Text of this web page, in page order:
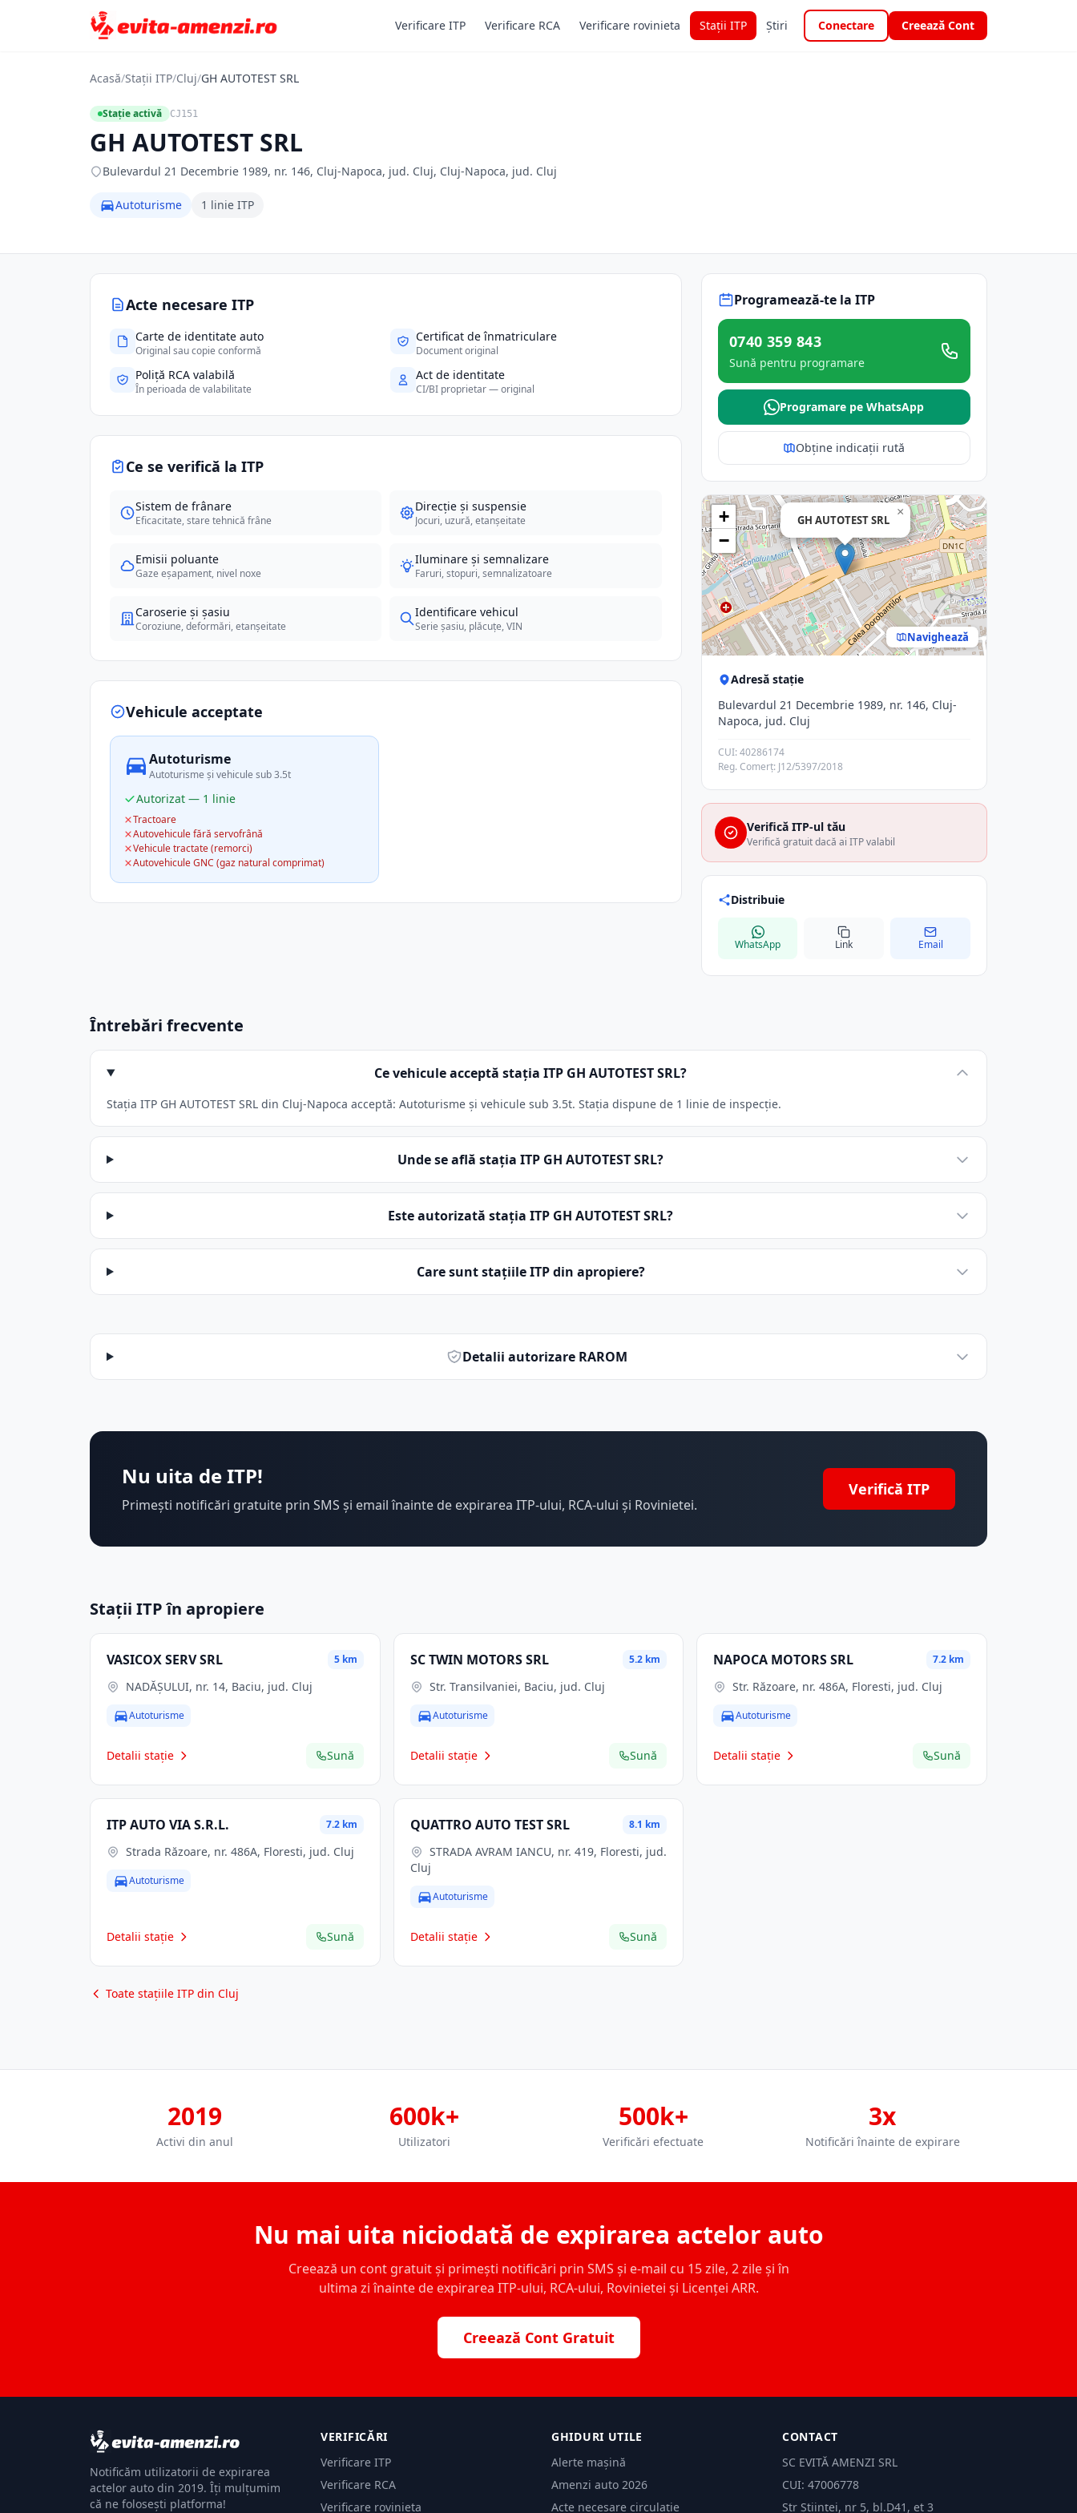
Verificare ITP Verificare RCA Verificare rovinieta Stații ITP Știri Conectare Creează Cont
Acasă/Stații ITP/Cluj/GH AUTOTEST SRL
Stație activă CJ151
GH AUTOTEST SRL
Bulevardul 21 Decembrie 1989, nr. 146, Cluj-Napoca, jud. Cluj, Cluj-Napoca, jud. Cluj
Autoturisme 1 linie ITP
Acte necesare ITP
Carte de identitate auto
Original sau copie conformă
Certificat de înmatriculare
Document original
Poliță RCA valabilă
În perioada de valabilitate
Act de identitate
CI/BI proprietar — original
Ce se verifică la ITP
Sistem de frânare
Eficacitate, stare tehnică frâne
Direcție și suspensie
Jocuri, uzură, etanșeitate
Emisii poluante
Gaze eșapament, nivel noxe
Iluminare și semnalizare
Faruri, stopuri, semnalizatoare
Caroserie și șasiu
Coroziune, deformări, etanșeitate
Identificare vehicul
Serie șasiu, plăcuțe, VIN
Vehicule acceptate
Autoturisme
Autoturisme și vehicule sub 3.5t
Autorizat — 1 linie
Tractoare
Autovehicule fără servofrână
Vehicule tractate (remorci)
Autovehicule GNC (gaz natural comprimat)
Programează-te la ITP
0740 359 843
Sună pentru programare
Programare pe WhatsApp
Obține indicații rută
GH AUTOTEST SRL
×
+
−
Navighează
Adresă stație
Bulevardul 21 Decembrie 1989, nr. 146, Cluj-
Napoca, jud. Cluj
CUI: 40286174
Reg. Comerț: J12/5397/2018
Verifică ITP-ul tău
Verifică gratuit dacă ai ITP valabil
Distribuie
WhatsApp Link Email
Întrebări frecvente
Ce vehicule acceptă stația ITP GH AUTOTEST SRL?
Stația ITP GH AUTOTEST SRL din Cluj-Napoca acceptă: Autoturisme și vehicule sub 3.5t. Stația dispune de 1 linie de inspecție.
Unde se află stația ITP GH AUTOTEST SRL?
Este autorizată stația ITP GH AUTOTEST SRL?
Care sunt stațiile ITP din apropiere?
Detalii autorizare RAROM
Nu uita de ITP!
Primești notificări gratuite prin SMS și email înainte de expirarea ITP-ului, RCA-ului și Rovinietei.
Verifică ITP
Stații ITP în apropiere
VASICOX SERV SRL 5 km
NADĂȘULUI, nr. 14, Baciu, jud. Cluj
Autoturisme
Detalii stație Sună
SC TWIN MOTORS SRL 5.2 km
Str. Transilvaniei, Baciu, jud. Cluj
Autoturisme
Detalii stație Sună
NAPOCA MOTORS SRL 7.2 km
Str. Răzoare, nr. 486A, Floresti, jud. Cluj
Autoturisme
Detalii stație Sună
ITP AUTO VIA S.R.L. 7.2 km
Strada Răzoare, nr. 486A, Floresti, jud. Cluj
Autoturisme
Detalii stație Sună
QUATTRO AUTO TEST SRL 8.1 km
Cluj
Autoturisme
Detalii stație Sună
Toate stațiile ITP din Cluj
2019
Activi din anul
600k+
Utilizatori
500k+
Verificări efectuate
3x
Notificări înainte de expirare
Nu mai uita niciodată de expirarea actelor auto
Creează un cont gratuit și primești notificări prin SMS și e-mail cu 15 zile, 2 zile și în
ultima zi înainte de expirarea ITP-ului, RCA-ului, Rovinietei și Licenței ARR.
Creează Cont Gratuit
Notificăm utilizatorii de expirarea
actelor auto din 2019. Îți mulțumim
că ne folosești platforma!
VERIFICĂRI
Verificare ITP
Verificare RCA
Verificare rovinieta
GHIDURI UTILE
Alerte mașină
Amenzi auto 2026
Acte necesare circulație
CONTACT
SC EVITĂ AMENZI SRL
CUI: 47006778
Str Științei, nr 5, bl.D41, et 3